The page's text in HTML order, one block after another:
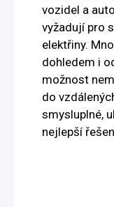
vozidel a
vyžadují pro
elektřiny.
dohledem i
možnost
do
smysluplné,
nejlepší